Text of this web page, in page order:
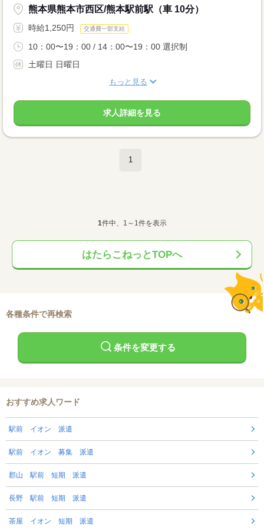
熊本県熊本市西区/熊本駅前駅（車 10分）
時給1,250円 交通費一部支給
10：00〜19：00 / 14：00〜19：00 選択制
土曜日 日曜日
もっと見る
求人詳細を見る
1
1件中、1～1件を表示
はたらこねっとTOPへ
各種条件で再検索
条件を変更する
おすすめ求人ワード
駅前 イオン 派遣
駅前 イオン 募集 派遣
郡山 駅前 短期 派遣
長野 駅前 短期 派遣
茶屋 イオン 短期 派遣